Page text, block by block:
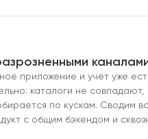
приложение и учёт уже
каталоги не совпадают,
по кускам. Сводим
с общим бэкендом и